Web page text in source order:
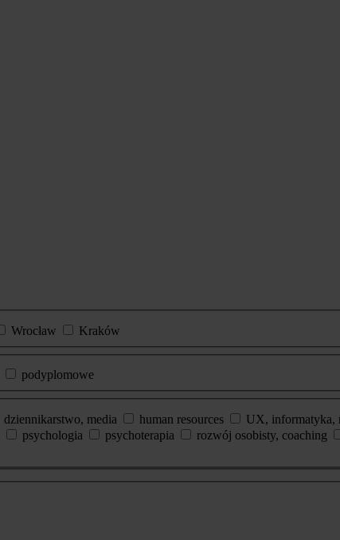
Wrocław
Kraków
podyplomowe
dziennikarstwo, media human resources UX, informatyka,
psychologia psychoterapia rozwój osobisty, coaching